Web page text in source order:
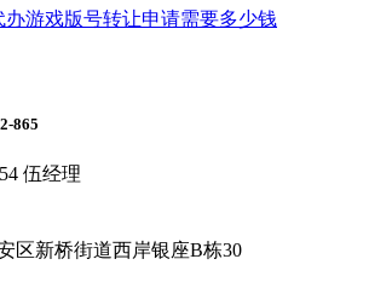
游戏版号转让申请需要多少钱
865
伍经理
区新桥街道西岸银座B栋30